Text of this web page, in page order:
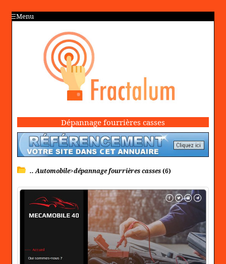
Menu
Dépannage fourrières casses
.. Automobile>dépannage fourrières casses(6)